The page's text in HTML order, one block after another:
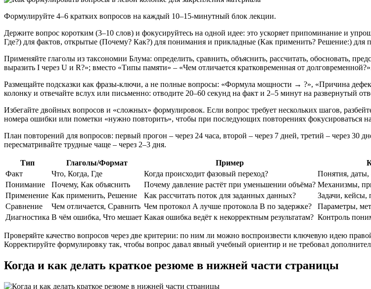
Формулируйте 4–6 кратких вопросов на каждый 10–15‑минутный блок лекции.
Держите вопрос коротким (3–10 слов) и фокусируйтесь на одной идее: это ускоряет припоминание и
Где?) для фактов, открытые (Почему? Как?) для понимания и прикладные (Как применить? Решение:) для
Применяйте глаголы из таксономии Блума: определить, сравнить, объяснить, рассчитать, обосновать,
выразить I через U и R?»; вместо «Типы памяти» – «Чем отличается кратковременная от
Размещайте подсказки как фразы‑ключи, а не полные вопросы: «Формула мощности → ?», «Причина
колонку и отвечайте вслух или письменно: отводите 20–60 секунд на факт и 2–5 минут на развернутый
Избегайте двойных вопросов и «сложных» формулировок. Если вопрос требует нескольких шагов,
номера ошибки или пометки «нужно повторить», чтобы при последующих повторениях фокусироваться
План повторений для вопросов: первый прогон – через 24 часа, второй – через 7 дней, третий – через
пересматривайте трудные чаще – через 2–3 дня.
Тип Глаголы/Формат Пример
Факт
Что, Когда, Где Когда происходит фазовый переход?
Понятия,
Понимание
Почему, Как объяснить Почему давление растёт при уменьшении объёма? Механизмы,
Применение Как применить, Решение Как рассчитать поток для заданных данных?
Задачи, кейсы,
Сравнение
Чем отличается, Сравнить Чем протокол A лучше протокола B по задержке?
Параметры,
Диагностика В чём ошибка, Что мешает Какая ошибка ведёт к некорректным результатам? Контроль
Проверяйте качество вопросов через две критерии: по ним ли можно воспроизвести ключевую идею
Корректируйте формулировку так, чтобы вопрос давал явный учебный ориентир и не требовал
Когда и как делать краткое резюме в нижней части страницы